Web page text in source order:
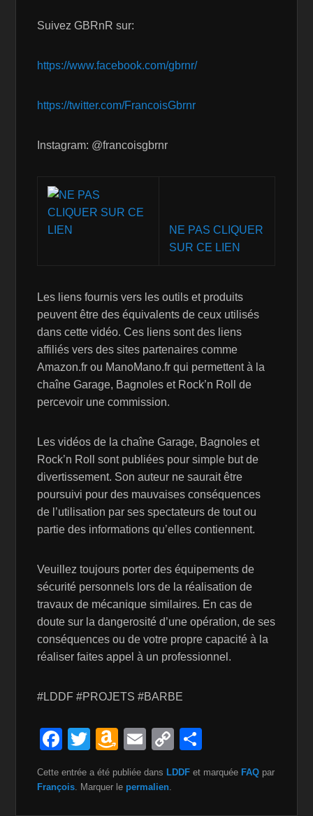
Suivez GBRnR sur:
https://www.facebook.com/gbrnr/
https://twitter.com/FrancoisGbrnr
Instagram: @francoisgbrnr
NE PAS CLIQUER
SUR CE LIEN
Les liens fournis vers les outils et produits
peuvent être des équivalents de ceux utilisés
dans cette vidéo. Ces liens sont des liens
affiliés vers des sites partenaires comme
Amazon.fr ou ManoMano.fr qui permettent à la
chaîne Garage, Bagnoles et Rock’n Roll de
percevoir une commission.
Les vidéos de la chaîne Garage, Bagnoles et
Rock’n Roll sont publiées pour simple but de
divertissement. Son auteur ne saurait être
poursuivi pour des mauvaises conséquences
de l’utilisation par ses spectateurs de tout ou
partie des informations qu’elles contiennent.
Veuillez toujours porter des équipements de
sécurité personnels lors de la réalisation de
travaux de mécanique similaires. En cas de
doute sur la dangerosité d’une opération, de ses
conséquences ou de votre propre capacité à la
réaliser faites appel à un professionnel.
#LDDF #PROJETS #BARBE
F
c
T
wi
tt
A
m
a
E
m
ail
C
o
p
ta
Cette entrée a été publiée dans LDDF et marquée FAQ par
François. Marquer le permalien.